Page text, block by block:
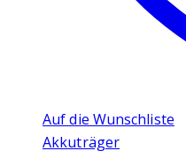
Auf die Wunschliste
Akkuträger